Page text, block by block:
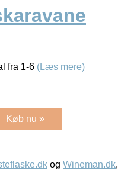
fra 1-6 (Læs mere)
Køb nu »
og Wineman.dk,